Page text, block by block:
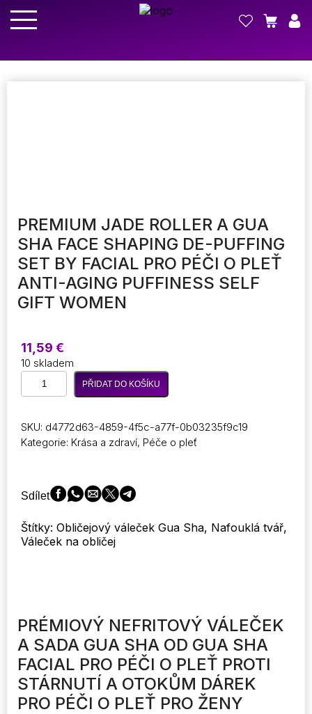
PREMIUM JADE ROLLER A GUA
SHA FACE SHAPING DE-PUFFING
SET BY FACIAL PRO PÉČI O PLEŤ
ANTI-AGING PUFFINESS SELF
GIFT WOMEN
11,59 €
10 skladem
Premium
Jade
Gua
Sha
de-
puffing
by
Facial
Anti-
Aging
Puffiness
Self
Gift
Women
množství
PŘIDAT DO KOŠÍKU
SKU: d4772d63-4859-4f5c-a77f-0b03235f9c19
Kategorie: Krása a zdraví, Péče o pleť
Sdílet
Štítky: Obličejový váleček Gua Sha, Nafouklá tvář,
Váleček na obličej
PRÉMIOVÝ NEFRITOVÝ VÁLEČEK
A SADA GUA SHA OD GUA SHA
FACIAL PRO PÉČI O PLEŤ PROTI
STÁRNUTÍ A OTOKŮM DÁREK
PRO PÉČI O PLEŤ PRO ŽENY